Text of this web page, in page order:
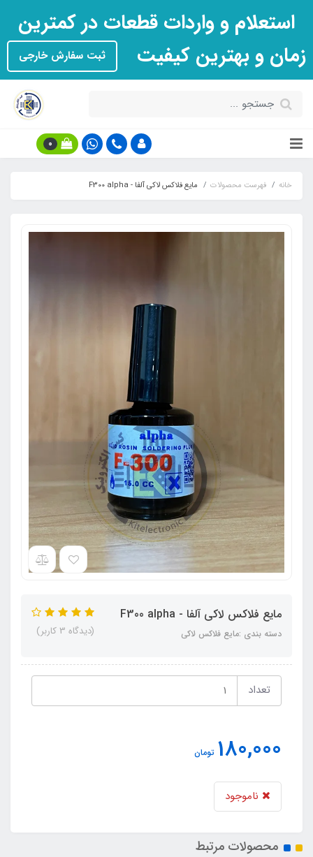
استعلام و واردات قطعات در کمترین
زمان و بهترین کیفیت
ثبت سفارش خارجی
0
خانه فهرست محصولات مایع فلاکس لاکی آلفا - F300 alpha
مایع فلاکس لاکی آلفا - F300 alpha
دسته بندی :مایع فلاکس لاکی (دیدگاه 3 کاربر)
تعداد
180,000 تومان
ناموجود
محصولات مرتبط